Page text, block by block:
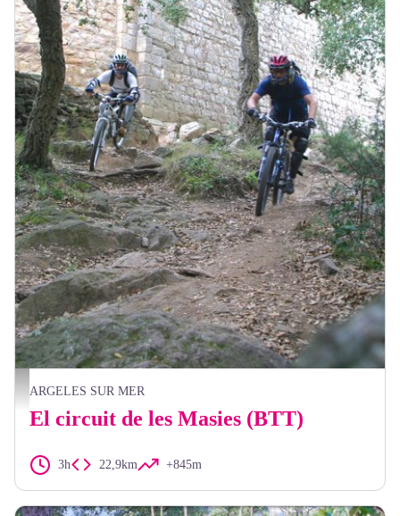
A proximité de la Chapelle Saint-Laurent - OMT Argeles sur mer
ARGELES SUR MER
El circuit de les Masies (BTT)
3h 22,9km +845m